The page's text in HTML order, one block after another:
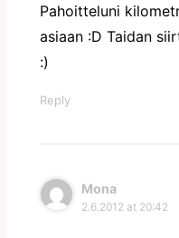
Pahoitteluni
asiaan :D Taidan
:)
Reply
Mona
2.6.2012 at 20:42